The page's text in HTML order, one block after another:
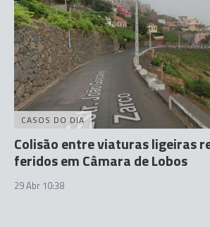
CASOS DO DIA
Colisão entre viaturas ligeiras
feridos em Câmara de Lobos
29 Abr 10:38